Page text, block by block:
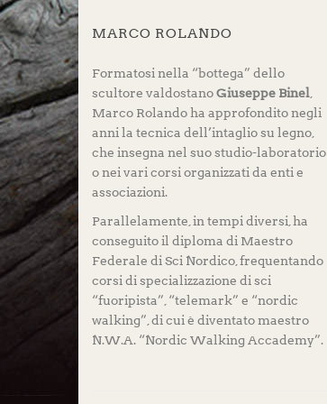
MARCO ROLANDO
Formatosi nella “bottega” dello
scultore valdostanoGiuseppe Binel
Marco Rolando ha approfondito negli
anni la tecnica dell’intaglio su legno,
che insegna nel suo studio-laboratorio
o nei vari corsi organizzati da enti e
associazioni.
Parallelamente, in tempi diversi, ha
conseguito il diploma di Maestro
Federale di Sci Nordico, frequentando
corsi di specializzazione di sci
“fuoripista”, “telemark” e “nordic
walking”, di cui è diventato maestro
N.W.A. “Nordic Walking Accademy”.